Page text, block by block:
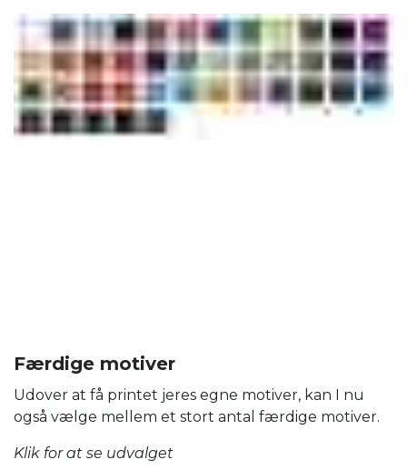
Færdige motiver
Udover at få printet jeres egne motiver, kan I nu
også vælge mellem et stort antal færdige motiver.
Klik for at se udvalget